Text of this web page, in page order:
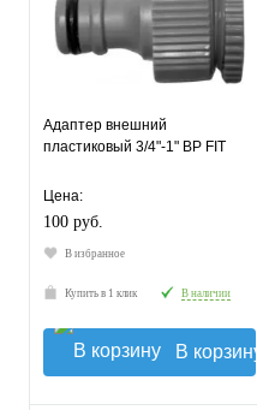
Адаптер внешний
пластиковый 3/4"-1" ВР FIT
Цена:
100 руб.
В избранное
Купить в 1 клик В наличии
В корзину